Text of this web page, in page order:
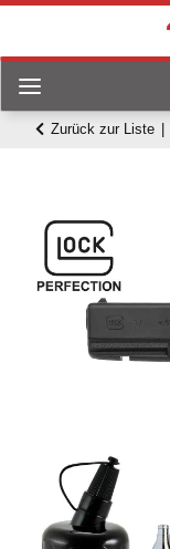
Zurück zur Liste